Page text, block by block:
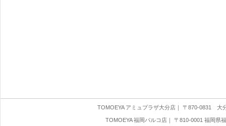
TOMOEYA アミュプラザ大分店 ｜ 〒870-0831 大
TOMOEYA 福岡パルコ店｜ 〒810-0001 福岡県